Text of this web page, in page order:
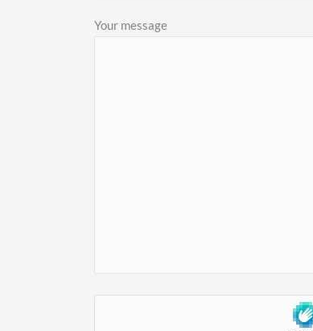
Your message